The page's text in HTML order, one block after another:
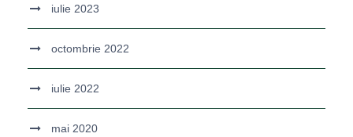
iulie 2023
octombrie 2022
iulie 2022
mai 2020